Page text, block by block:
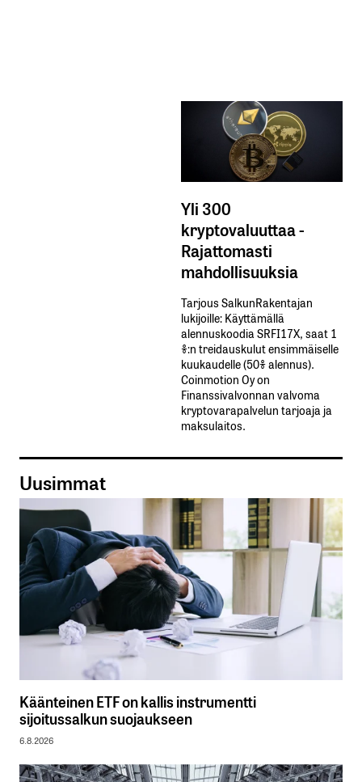
Yli 300
kryptovaluuttaa -
Rajattomasti
mahdollisuuksia
Tarjous SalkunRakentajan
lukijoille: Käyttämällä​ ​
alennuskoodia​ ​SRFI17X,​ ​saat​ ​1
%:n treidauskulut​ ​ensimmäiselle​ ​
kuukaudelle​ ​(50%​ ​alennus).
Coinmotion Oy on
Finanssivalvonnan valvoma
kryptovarapalvelun tarjoaja ja
maksulaitos.
Uusimmat
Käänteinen ETF on kallis instrumentti
sijoitussalkun suojaukseen
6.8.2026